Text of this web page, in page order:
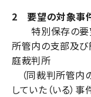
2 要望の対象事
特別保存の要
所管内の支部及び
庭裁判所
（同裁判所管内
していた（いる）事